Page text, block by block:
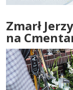
Zmarł
na